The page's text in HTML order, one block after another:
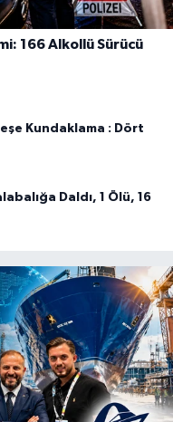
166 Alkollü Sürücü
Kundaklama : Dört
Daldı, 1 Ölü, 16